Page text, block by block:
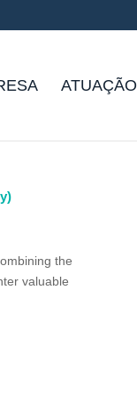
ATUAÇÃO
the
valuable